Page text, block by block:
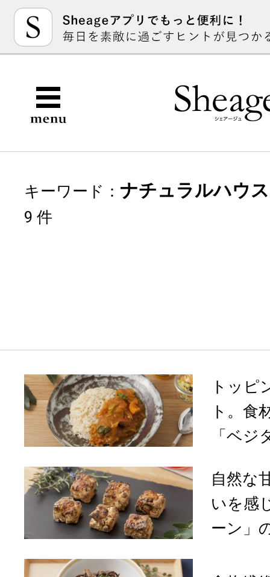
キーワード： ナチュラルハウス
9 件
トッピ
ト。食
「ベジ
自然な
いを感
ーン」